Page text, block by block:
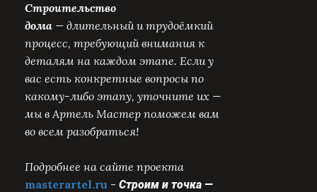
Строительство
дома — длительный и трудоёмкий
процесс, требующий внимания к
деталям на каждом этапе. Если у
вас есть конкретные вопросы по
какому-либо этапу, уточните их —
мы в Артель Мастер поможем вам
во всем разобраться!
Подробнее на сайте проекта
masterartel.ru - Строим и точка —